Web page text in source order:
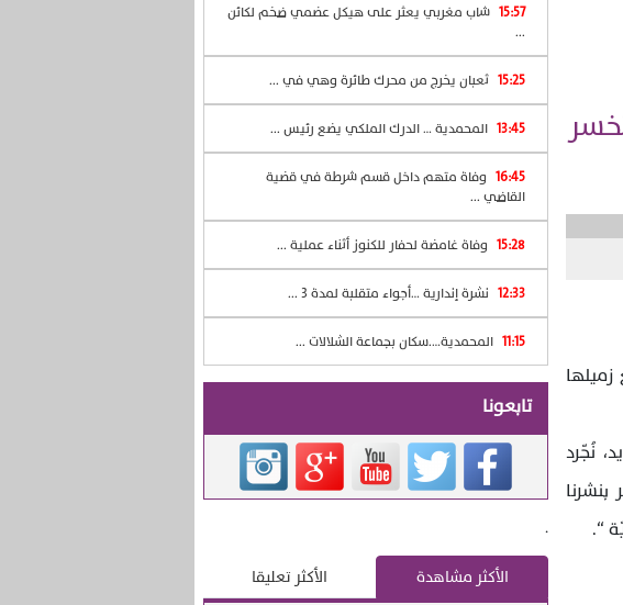
مع زميلها
نُجّرد
“.
15:57 شاب مغربي يعثر على هيكل عضمي ضخم لكائن
...
15:25 ثعبان يخرج من محرك طائرة وهي في ...
13:45 المحمدية … الدرك الملكي يضع رئيس ...
16:45 وفاة متهم داخل قسم شرطة في قضية
القاضي ...
15:28 وفاة غامضة لحفار للكنوز أثناء عملية ...
12:33 نشرة إندارية …أجواء متقلبة لمدة 3 ...
11:15 المحمدية….سكان بجماعة الشلالات ...
تابعونا
.
الأكثر مشاهدة
الأكثر تعليقا